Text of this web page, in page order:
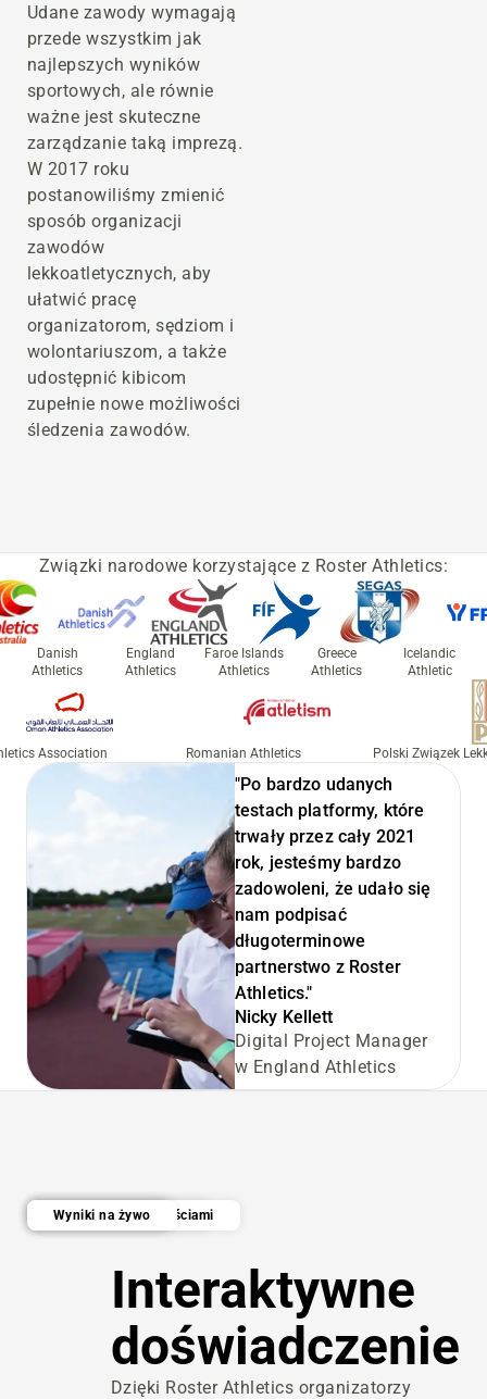
Udane zawody wymagają
przede wszystkim jak
najlepszych wyników
sportowych, ale równie
ważne jest skuteczne
zarządzanie taką imprezą.
W 2017 roku
postanowiliśmy zmienić
sposób organizacji
zawodów
lekkoatletycznych, aby
ułatwić pracę
organizatorom, sędziom i
wolontariuszom, a także
udostępnić kibicom
zupełnie nowe możliwości
śledzenia zawodów.
Związki narodowe korzystające z Roster Athletics:
Danish
Athletics
England
Athletics
Faroe Islands
Athletics
Greece
Athletics
Icelandic
Athletic
Association Romanian Athletics Polski Związek
"Po bardzo udanych
testach platformy, które
trwały przez cały 2021
rok, jesteśmy bardzo
zadowoleni, że udało się
nam podpisać
długoterminowe
partnerstwo z Roster
Athletics."
Nicky Kellett
Digital Project Manager
w England Athletics
Potwierdzanie startu
Zgłoszenia
Zarządzanie płatnościami
Rozstawianie
Wyniki na żywo
Interaktywne
doświadczenie
Dzięki Roster Athletics organizatorzy